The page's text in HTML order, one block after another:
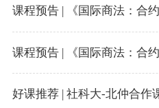
课程预告 | 《国际商法：合
课程预告 | 《国际商法：合
好课推荐 | 社科大-北仲合作